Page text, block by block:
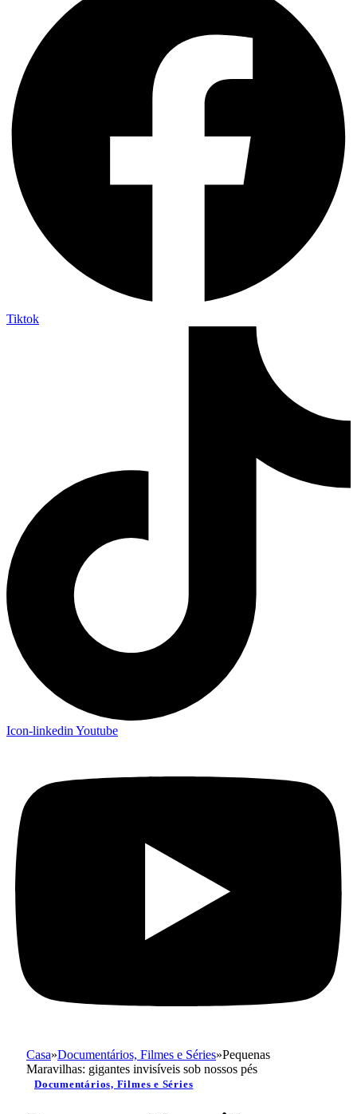
Tiktok
Icon-linkedin Youtube
Casa»Documentários, Filmes e Séries»Pequenas
Maravilhas: gigantes invisíveis sob nossos pés
Documentários, Filmes e Séries